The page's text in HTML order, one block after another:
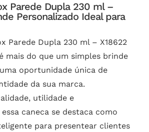
Parede Dupla 230 ml –
Personalizado Ideal para
Parede Dupla 230 ml – X18622
mais do que um simples brinde
oportunidade única de
da sua marca.
utilidade e
caneca se destaca como
para presentear clientes